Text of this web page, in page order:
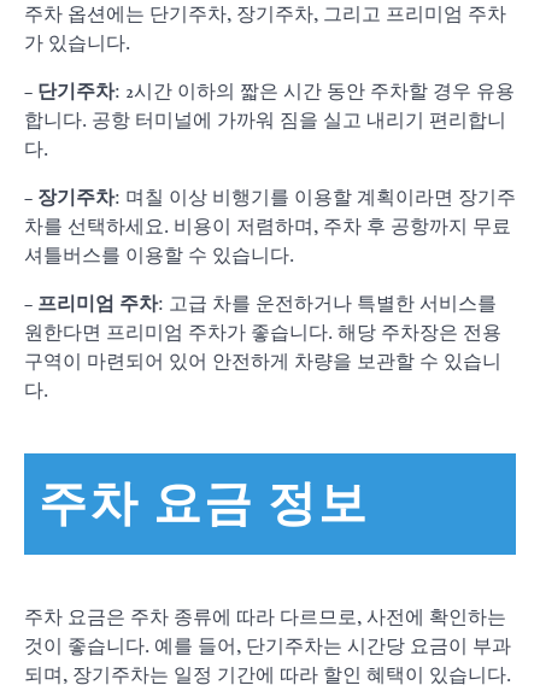
주차 옵션에는 단기주차, 장기주차, 그리고 프리미엄 주차
가 있습니다.
– 단기주차: 2시간 이하의 짧은 시간 동안 주차할 경우 유용
합니다. 공항 터미널에 가까워 짐을 실고 내리기 편리합니
다.
– 장기주차: 며칠 이상 비행기를 이용할 계획이라면 장기주
차를 선택하세요. 비용이 저렴하며, 주차 후 공항까지 무료
셔틀버스를 이용할 수 있습니다.
– 프리미엄 주차: 고급 차를 운전하거나 특별한 서비스를
원한다면 프리미엄 주차가 좋습니다. 해당 주차장은 전용
구역이 마련되어 있어 안전하게 차량을 보관할 수 있습니
다.
주차 요금 정보
주차 요금은 주차 종류에 따라 다르므로, 사전에 확인하는
것이 좋습니다. 예를 들어, 단기주차는 시간당 요금이 부과
되며, 장기주차는 일정 기간에 따라 할인 혜택이 있습니다.